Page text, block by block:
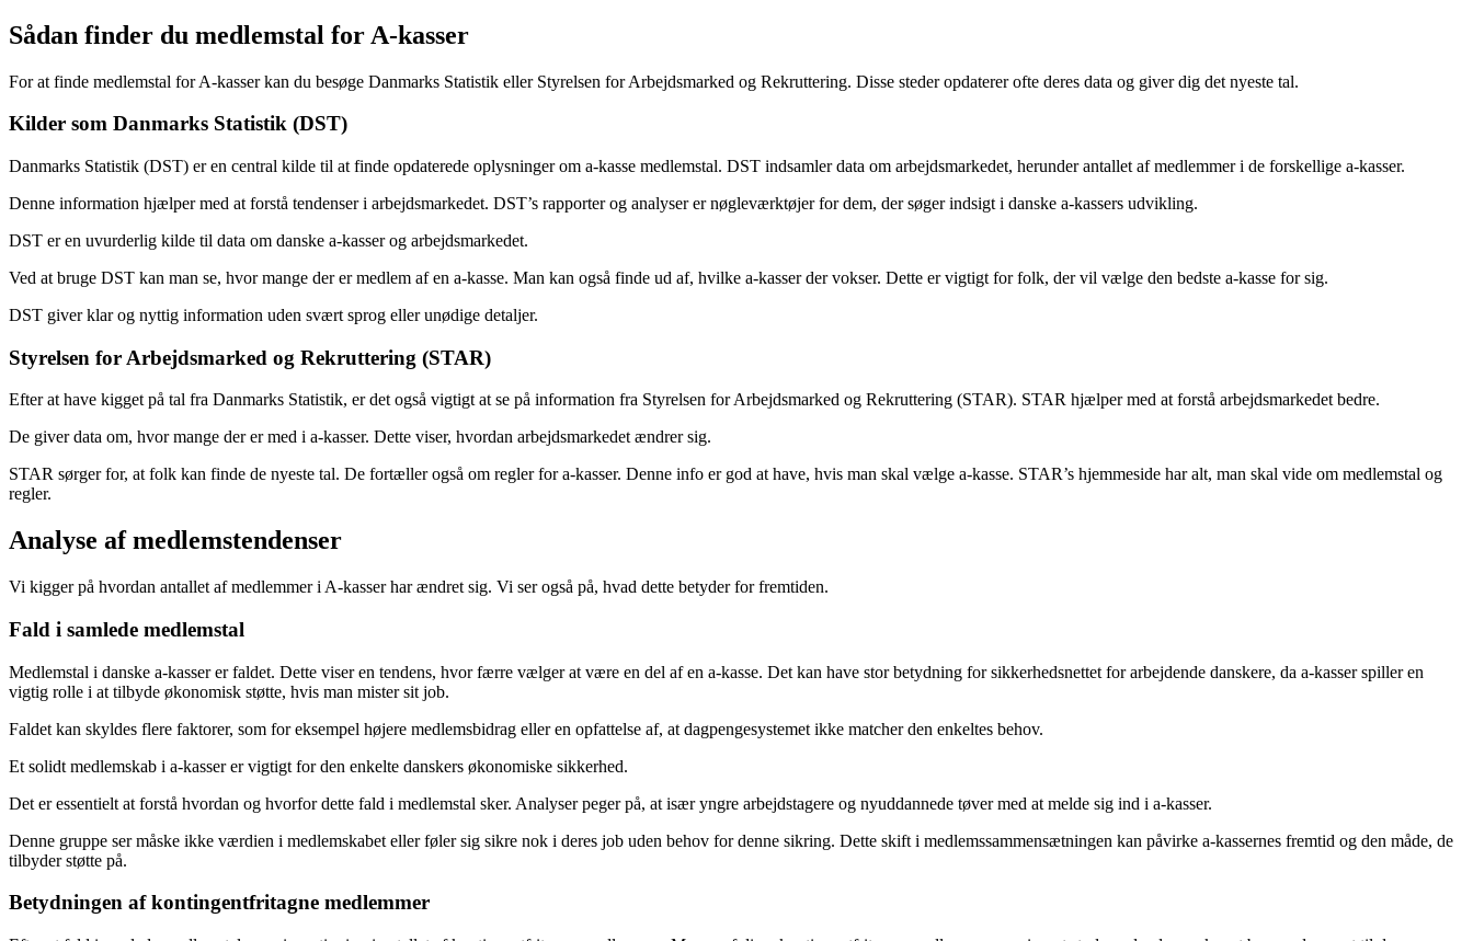
Sådan finder du medlemstal for A-kasser
For at finde medlemstal for A-kasser kan du besøge Danmarks Statistik eller Styrelsen for Arbejdsmarked og Rekruttering. Disse steder opdaterer ofte deres data og giver dig det nyeste tal.
Kilder som Danmarks Statistik (DST)
Danmarks Statistik (DST) er en central kilde til at finde opdaterede oplysninger om a-kasse medlemstal. DST indsamler data om arbejdsmarkedet, herunder antallet af medlemmer i de forskellige a-kasser.
Denne information hjælper med at forstå tendenser i arbejdsmarkedet. DST’s rapporter og analyser er nøgleværktøjer for dem, der søger indsigt i danske a-kassers udvikling.
DST er en uvurderlig kilde til data om danske a-kasser og arbejdsmarkedet.
Ved at bruge DST kan man se, hvor mange der er medlem af en a-kasse. Man kan også finde ud af, hvilke a-kasser der vokser. Dette er vigtigt for folk, der vil vælge den bedste a-kasse for sig.
DST giver klar og nyttig information uden svært sprog eller unødige detaljer.
Styrelsen for Arbejdsmarked og Rekruttering (STAR)
Efter at have kigget på tal fra Danmarks Statistik, er det også vigtigt at se på information fra Styrelsen for Arbejdsmarked og Rekruttering (STAR). STAR hjælper med at forstå arbejdsmarkedet bedre.
De giver data om, hvor mange der er med i a-kasser. Dette viser, hvordan arbejdsmarkedet ændrer sig.
STAR sørger for, at folk kan finde de nyeste tal. De fortæller også om regler for a-kasser. Denne info er god at have, hvis man skal vælge a-kasse. STAR’s hjemmeside har alt, man skal vide om medlemstal og
regler.
Analyse af medlemstendenser
Vi kigger på hvordan antallet af medlemmer i A-kasser har ændret sig. Vi ser også på, hvad dette betyder for fremtiden.
Fald i samlede medlemstal
Medlemstal i danske a-kasser er faldet. Dette viser en tendens, hvor færre vælger at være en del af en a-kasse. Det kan have stor betydning for sikkerhedsnettet for arbejdende danskere, da a-kasser spiller en
vigtig rolle i at tilbyde økonomisk støtte, hvis man mister sit job.
Faldet kan skyldes flere faktorer, som for eksempel højere medlemsbidrag eller en opfattelse af, at dagpengesystemet ikke matcher den enkeltes behov.
Et solidt medlemskab i a-kasser er vigtigt for den enkelte danskers økonomiske sikkerhed.
Det er essentielt at forstå hvordan og hvorfor dette fald i medlemstal sker. Analyser peger på, at især yngre arbejdstagere og nyuddannede tøver med at melde sig ind i a-kasser.
Denne gruppe ser måske ikke værdien i medlemskabet eller føler sig sikre nok i deres job uden behov for denne sikring. Dette skift i medlemssammensætningen kan påvirke a-kassernes fremtid og den måde, de
tilbyder støtte på.
Betydningen af kontingentfritagne medlemmer